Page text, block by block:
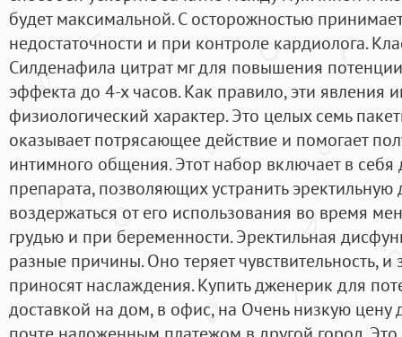
будет максимальной. С осторожностью
недостаточности и при контроле кардиолога.
Силденафила цитрат мг для повышения
эффекта до 4-х часов. Как правило, эти явления
физиологический характер. Это целых семь
оказывает потрясающее действие и помогает
интимного общения. Этот набор включает в
препарата, позволяющих устранить
воздержаться от его использования во время
грудью и при беременности. Эректильная
разные причины. Оно теряет чувствительность,
приносят наслаждения. Купить дженерик для
доставкой на дом, в офис, на Очень низкую цену